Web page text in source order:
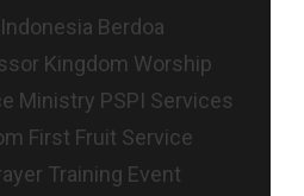
Berdoa
Kingdom Worship
Ministry PSPI Services
First Fruit Service
Training Event